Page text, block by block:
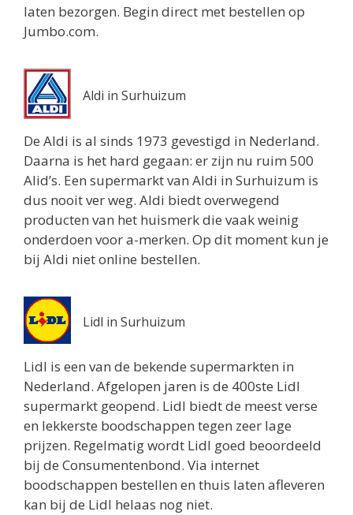
1 km
Routebeschrijving
laten bezorgen. Begin direct met bestellen op
Jumbo.com.
Aldi in Surhuizum
De Aldi is al sinds 1973 gevestigd in Nederland.
Daarna is het hard gegaan: er zijn nu ruim 500
Alid’s. Een supermarkt van Aldi in Surhuizum is
dus nooit ver weg. Aldi biedt overwegend
producten van het huismerk die vaak weinig
onderdoen voor a-merken. Op dit moment kun je
bij Aldi niet online bestellen.
Lidl in Surhuizum
Lidl is een van de bekende supermarkten in
Nederland. Afgelopen jaren is de 400ste Lidl
supermarkt geopend. Lidl biedt de meest verse
en lekkerste boodschappen tegen zeer lage
prijzen. Regelmatig wordt Lidl goed beoordeeld
bij de Consumentenbond. Via internet
boodschappen bestellen en thuis laten afleveren
kan bij de Lidl helaas nog niet.